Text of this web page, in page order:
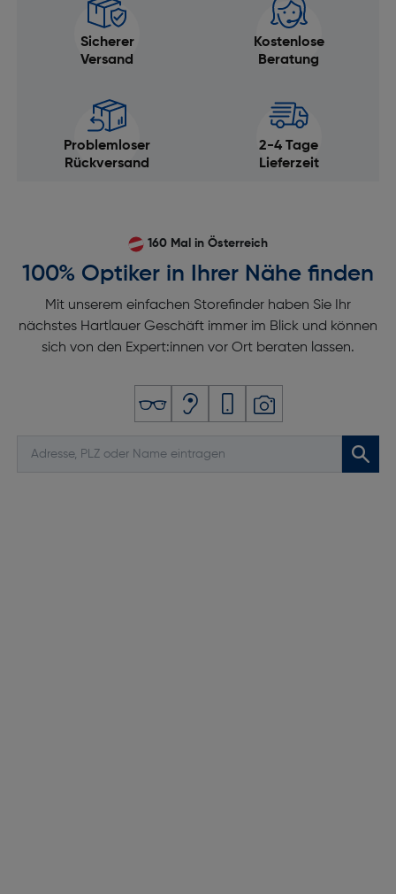
Sicherer
Versand
Kostenlose
Beratung
Problemloser
Rückversand
2-4 Tage
Lieferzeit
160 Mal in Österreich
100% Optiker in Ihrer Nähe finden
Mit unserem einfachen Storefinder haben Sie Ihr
nächstes Hartlauer Geschäft immer im Blick und können
sich von den Expert:innen vor Ort beraten lassen.